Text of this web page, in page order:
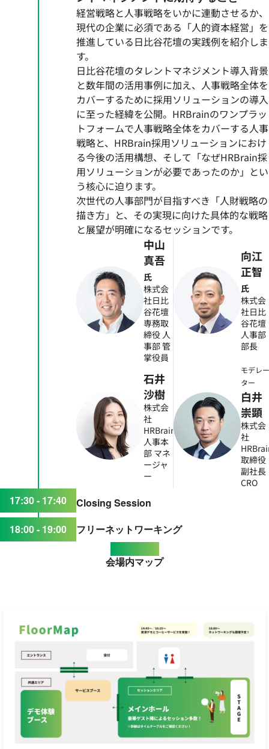
経営戦略と人事戦略をいかに連動させるか、
現代の企業に必須である「人的資本経営」を
推進している日比谷花壇の実践例を紹介しま
す。
日比谷花壇のタレントマネジメント導入背景
と数年間の活用事例に加え、人事戦略全体を
カバーするために採用ソリューションの導入
に至った経緯を公開。HRBrainのワンプラッ
トフォームで人事戦略全体をカバーする人事
戦略と、HRBrain採用ソリューションにおけ
る今後の活用構想、そして「なぜHRBrain採
用ソリューションが必要であったのか」とい
う核心に迫ります。
次世代の人事部門が目指すべき「人財戦略の
描き方」と、その実現に向けた具体的な戦略
と展望が明確になるセッションです。
中山
真吾
氏
株式会
社日比
谷花壇
専務取
締役 人
事部 管
掌役員
向江
正智
氏
株式会
社日比
谷花壇
人事部
部長
石井
沙樹
株式会
社
HRBrain
人事本
部 マネ
ージャ
ー
モデレー
ター
白井
崇顕
株式会
社
取締役
副社長
CRO
17:30 - 17:40
Closing Session
18:00 - 19:00
フリーネットワーキング
会場内マップ